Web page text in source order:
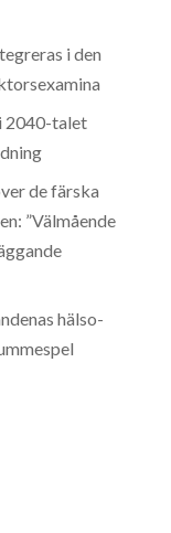
i den
2040-talet
de färska
”Välmående
hälso-